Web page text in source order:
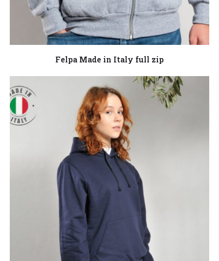
Leggi tutto
Felpa Made in Italy full zip